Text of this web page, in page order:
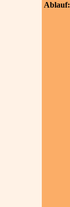
Ablauf: